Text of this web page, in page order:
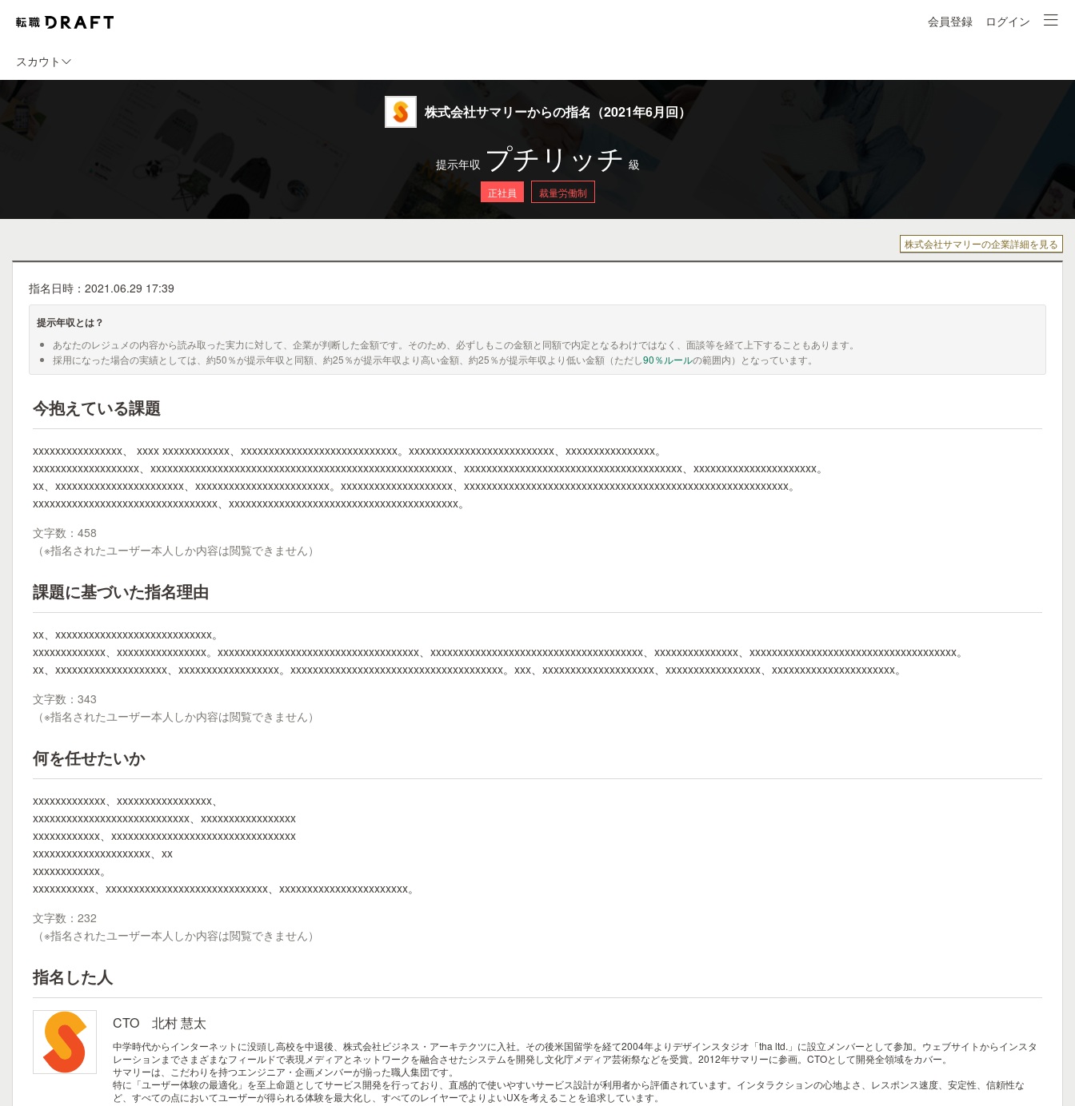
会員登録 ログイン
スカウト
株式会社サマリーからの指名（2021年6月回）
提示年収 プチリッチ 級
正社員 裁量労働制
株式会社サマリーの企業詳細を見る
指名日時：2021.06.29 17:39
提示年収とは？
あなたのレジュメの内容から読み取った実力に対して、企業が判断した金額です。そのため、必ずしもこの金額と同額で内定となるわけではなく、面談等を経て上下することもあります。
採用になった場合の実績としては、約50％が提示年収と同額、約25％が提示年収より高い金額、約25％が提示年収より低い金額（ただし90％ルールの範囲内）となっています。
今抱えている課題
xxxxxxxxxxxxxxxx、 xxxx xxxxxxxxxxxx、xxxxxxxxxxxxxxxxxxxxxxxxxxxx。xxxxxxxxxxxxxxxxxxxxxxxxxx、xxxxxxxxxxxxxxxx。
xxxxxxxxxxxxxxxxxxx、xxxxxxxxxxxxxxxxxxxxxxxxxxxxxxxxxxxxxxxxxxxxxxxxxxxxxx、xxxxxxxxxxxxxxxxxxxxxxxxxxxxxxxxxxxxxxx、xxxxxxxxxxxxxxxxxxxxxx。
xx、xxxxxxxxxxxxxxxxxxxxxxx、xxxxxxxxxxxxxxxxxxxxxxxx。xxxxxxxxxxxxxxxxxxxx、xxxxxxxxxxxxxxxxxxxxxxxxxxxxxxxxxxxxxxxxxxxxxxxxxxxxxxxxxx。
xxxxxxxxxxxxxxxxxxxxxxxxxxxxxxxxx、xxxxxxxxxxxxxxxxxxxxxxxxxxxxxxxxxxxxxxxxx。
文字数：458
（※指名されたユーザー本人しか内容は閲覧できません）
課題に基づいた指名理由
xx、xxxxxxxxxxxxxxxxxxxxxxxxxxxx。
xxxxxxxxxxxxx、xxxxxxxxxxxxxxxx。xxxxxxxxxxxxxxxxxxxxxxxxxxxxxxxxxxxx、xxxxxxxxxxxxxxxxxxxxxxxxxxxxxxxxxxxxxx、xxxxxxxxxxxxxxx、xxxxxxxxxxxxxxxxxxxxxxxxxxxxxxxxxxxxx。
xx、xxxxxxxxxxxxxxxxxxxx、xxxxxxxxxxxxxxxxxx。xxxxxxxxxxxxxxxxxxxxxxxxxxxxxxxxxxxxxx。xxx、xxxxxxxxxxxxxxxxxxxx、xxxxxxxxxxxxxxxxx、xxxxxxxxxxxxxxxxxxxxxx。
文字数：343
（※指名されたユーザー本人しか内容は閲覧できません）
何を任せたいか
xxxxxxxxxxxxx、xxxxxxxxxxxxxxxxx、
xxxxxxxxxxxxxxxxxxxxxxxxxxxx、xxxxxxxxxxxxxxxxx
xxxxxxxxxxxx、xxxxxxxxxxxxxxxxxxxxxxxxxxxxxxxxx
xxxxxxxxxxxxxxxxxxxxx、xx
xxxxxxxxxxxx。
xxxxxxxxxxx、xxxxxxxxxxxxxxxxxxxxxxxxxxxxx、xxxxxxxxxxxxxxxxxxxxxxx。
文字数：232
（※指名されたユーザー本人しか内容は閲覧できません）
指名した人
CTO 北村 慧太
中学時代からインターネットに没頭し高校を中退後、株式会社ビジネス・アーキテクツに入社。その後米国留学を経て2004年よりデザインスタジオ「tha ltd.」に設立メンバーとして参加。ウェブサイトからインスタ
レーションまでさまざまなフィールドで表現メディアとネットワークを融合させたシステムを開発し文化庁メディア芸術祭などを受賞。2012年サマリーに参画。CTOとして開発全領域をカバー。
サマリーは、こだわりを持つエンジニア・企画メンバーが揃った職人集団です。
特に「ユーザー体験の最適化」を至上命題としてサービス開発を行っており、直感的で使いやすいサービス設計が利用者から評価されています。インタラクションの心地よさ、レスポンス速度、安定性、信頼性な
ど、すべての点においてユーザーが得られる体験を最大化し、すべてのレイヤーでよりよいUXを考えることを追求しています。